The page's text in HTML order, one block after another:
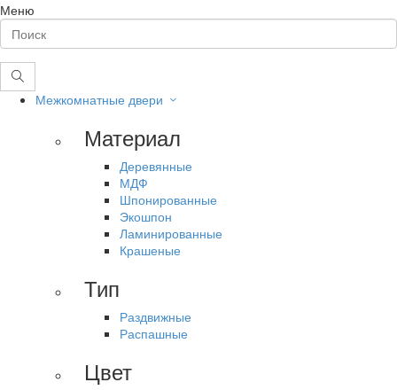
Меню
Межкомнатные двери
Материал
Деревянные
МДФ
Шпонированные
Экошпон
Ламинированные
Крашеные
Тип
Раздвижные
Распашные
Цвет